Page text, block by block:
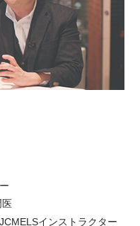
医
インストラクター